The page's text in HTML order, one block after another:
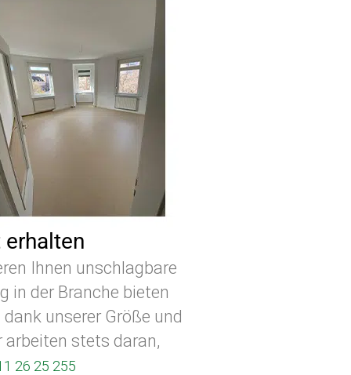
Ihnen unschlagbare
in der Branche bieten
unserer Größe und
arbeiten stets daran,
26 25 255